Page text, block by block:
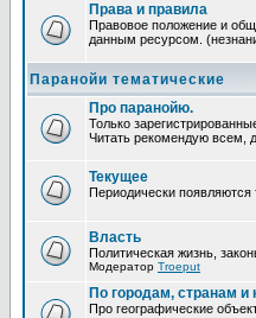
Права и правила
Правовое положение и
данным ресурсом.
Паранойи тематические
Про паранойю.
Только
Читать рекомендую всем,
Текущее
Периодически
Власть
Политическая жизнь,
Модератор Troeput
По городам, странам и
Про географические